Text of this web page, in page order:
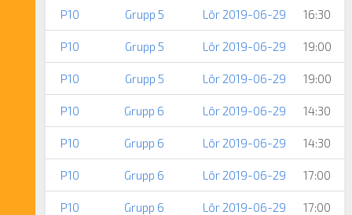
P10 Grupp 5 Lör 2019-06-29 16:30
P10 Grupp 5 Lör 2019-06-29 19:00
P10 Grupp 5 Lör 2019-06-29 19:00
P10 Grupp 6 Lör 2019-06-29 14:30
P10 Grupp 6 Lör 2019-06-29 14:30
P10 Grupp 6 Lör 2019-06-29 17:00
P10 Grupp 6 Lör 2019-06-29 17:00